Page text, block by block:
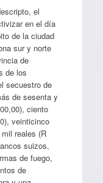
el
en el día
de la ciudad
sur y norte
de
de los
secuestro de
de sesenta y
ciento
veinticinco
reales (R
suizos,
de fuego,
de